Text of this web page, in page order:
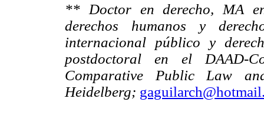
** Doctor en derecho, MA
derechos humanos y
internacional público y
postdoctoral en el DAAD-
Comparative Public Law
Heidelberg;